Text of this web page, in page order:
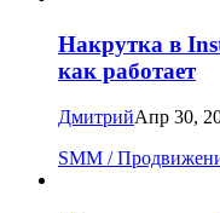
Накрутка в
как работает
ДмитрийАпр 30,
SMM /